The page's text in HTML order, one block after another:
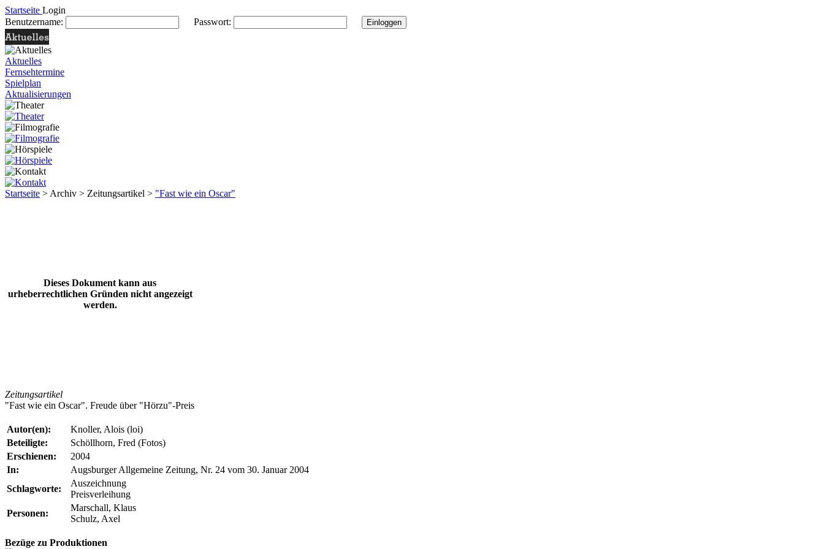
Startseite Login
Benutzername:
Passwort:
Aktuelles
Fernsehtermine
Spielplan
Aktualisierungen
Startseite > Archiv > Zeitungsartikel > "Fast wie ein Oscar"
Dieses Dokument kann aus
urheberrechtlichen Gründen nicht angezeigt
werden.
Zeitungsartikel
"Fast wie ein Oscar". Freude über "Hörzu"-Preis
Autor(en):
Knoller, Alois (loi)
Beteiligte:
Schöllhorn, Fred (Fotos)
Erschienen:
2004
In:
Augsburger Allgemeine Zeitung, Nr. 24 vom 30. Januar 2004
Schlagworte:
Auszeichnung
Preisverleihung
Personen:
Marschall, Klaus
Schulz, Axel
Bezüge zu Produktionen